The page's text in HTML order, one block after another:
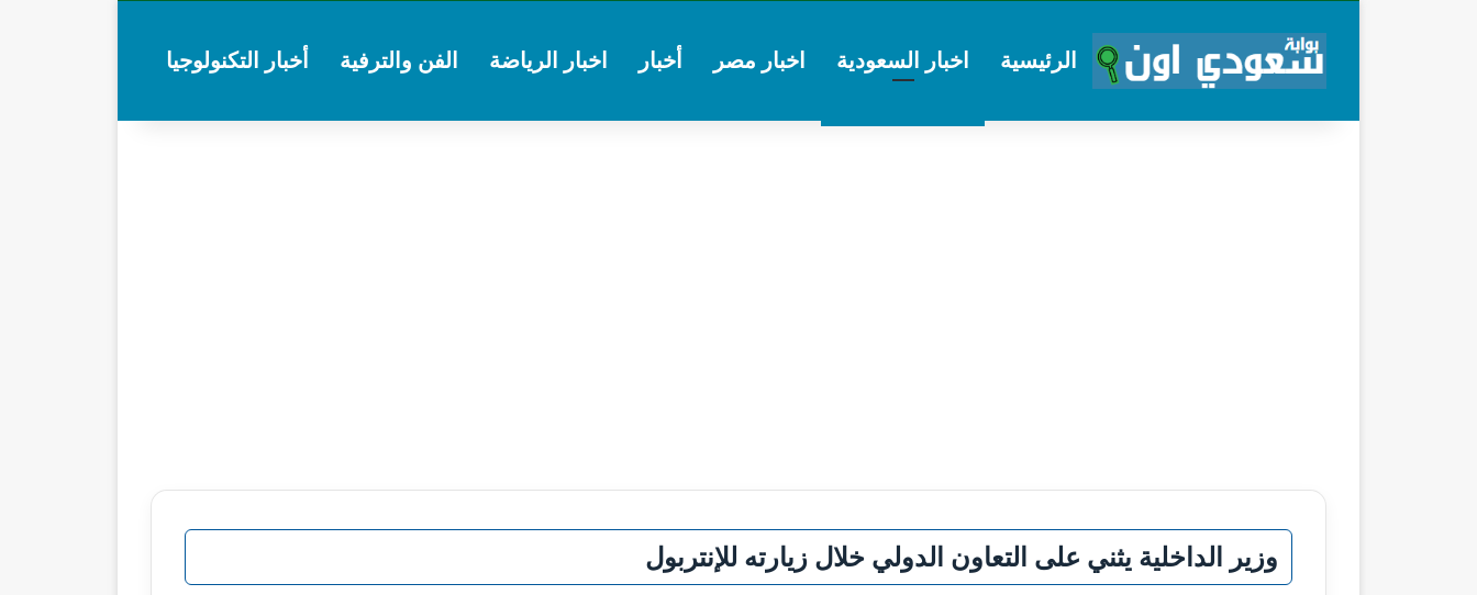
الرئيسية اخبار السعودية اخبار مصر أخبار اخبار الرياضة الفن والترفية أخبار التكنولوجيا
وزير الداخلية يثني على التعاون الدولي خلال زيارته للإنتربول